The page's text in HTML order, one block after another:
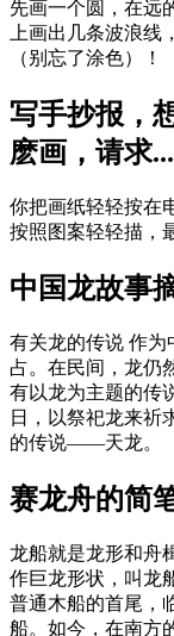
先画一个圆，在远
上画出几条波浪线
（别忘了涂色）！
写手抄报，
麽画，请求...
你把画纸轻轻按在
按照图案轻轻描，
中国龙故事
有关龙的传说 作为
占。在民间，龙仍
有以龙为主题的传
日，以祭祀龙来祈
的传说——天龙。
赛龙舟的简
龙船就是龙形和舟
作巨龙形状，叫龙
普通木船的首尾，
船。如今，在南方